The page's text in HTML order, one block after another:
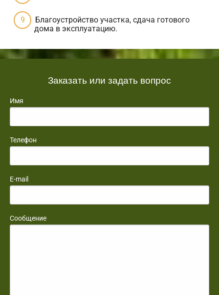
Благоустройство участка, сдача готового
дома в эксплуатацию.
Заказать или задать вопрос
Имя
Телефон
E-mail
Сообщение